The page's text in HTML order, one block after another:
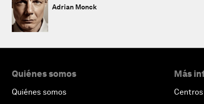
Adrian Monck
Quiénes somos
Quiénes somos
Más
Centros